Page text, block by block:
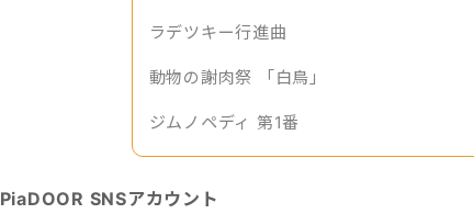
ラデツキー行進曲
動物の謝肉祭 「白鳥」
ジムノペディ 第1番
PiaDOOR SNSアカウント